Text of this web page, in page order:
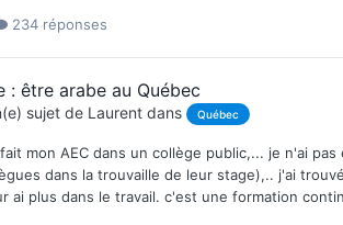
234 réponses
: être arabe au Québec
sujet de Laurent dans Québec
fait mon AEC dans un collège public,... je n'ai
dans la trouvaille de leur stage),.. j'ai
ai plus dans le travail. c'est une formation